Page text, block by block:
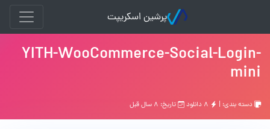
پرشین اسکریپت
YITH-WooCommerce-Social-Login-
mini
دسته بندی: | تاریخ: ۸ سال قبل